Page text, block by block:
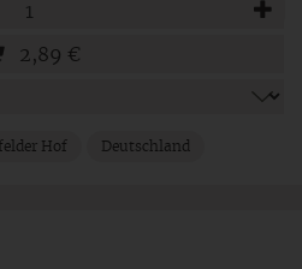
2,89 €
Hof Deutschland